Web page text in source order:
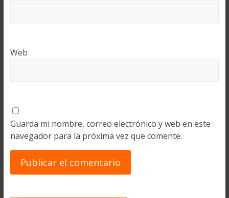
Web
Guarda mi nombre, correo electrónico y web en este
navegador para la próxima vez que comente.